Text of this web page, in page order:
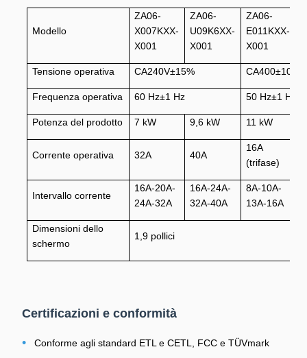
Modello
ZA06-
X007KXX-
X001
ZA06-
U09K6XX-
X001
ZA06-
E011KXX-
X001
Tensione operativa CA240V±15% CA400±10%
Frequenza operativa 60 Hz±1 Hz 50 Hz±1 Hz
Potenza del prodotto 7 kW 9,6 kW 11 kW
Corrente operativa 32A 40A
16A
(trifase)
Intervallo corrente
16A-20A-
24A-32A
16A-24A-
32A-40A
8A-10A-
13A-16A
Dimensioni dello
schermo
1,9 pollici
Lunghezza della
0,5 m
Lunghezza del cavo 5m/7m/7,5m
Certificazioni e conformità
• Conforme agli standard ETL e CETL, FCC e TÜVmark